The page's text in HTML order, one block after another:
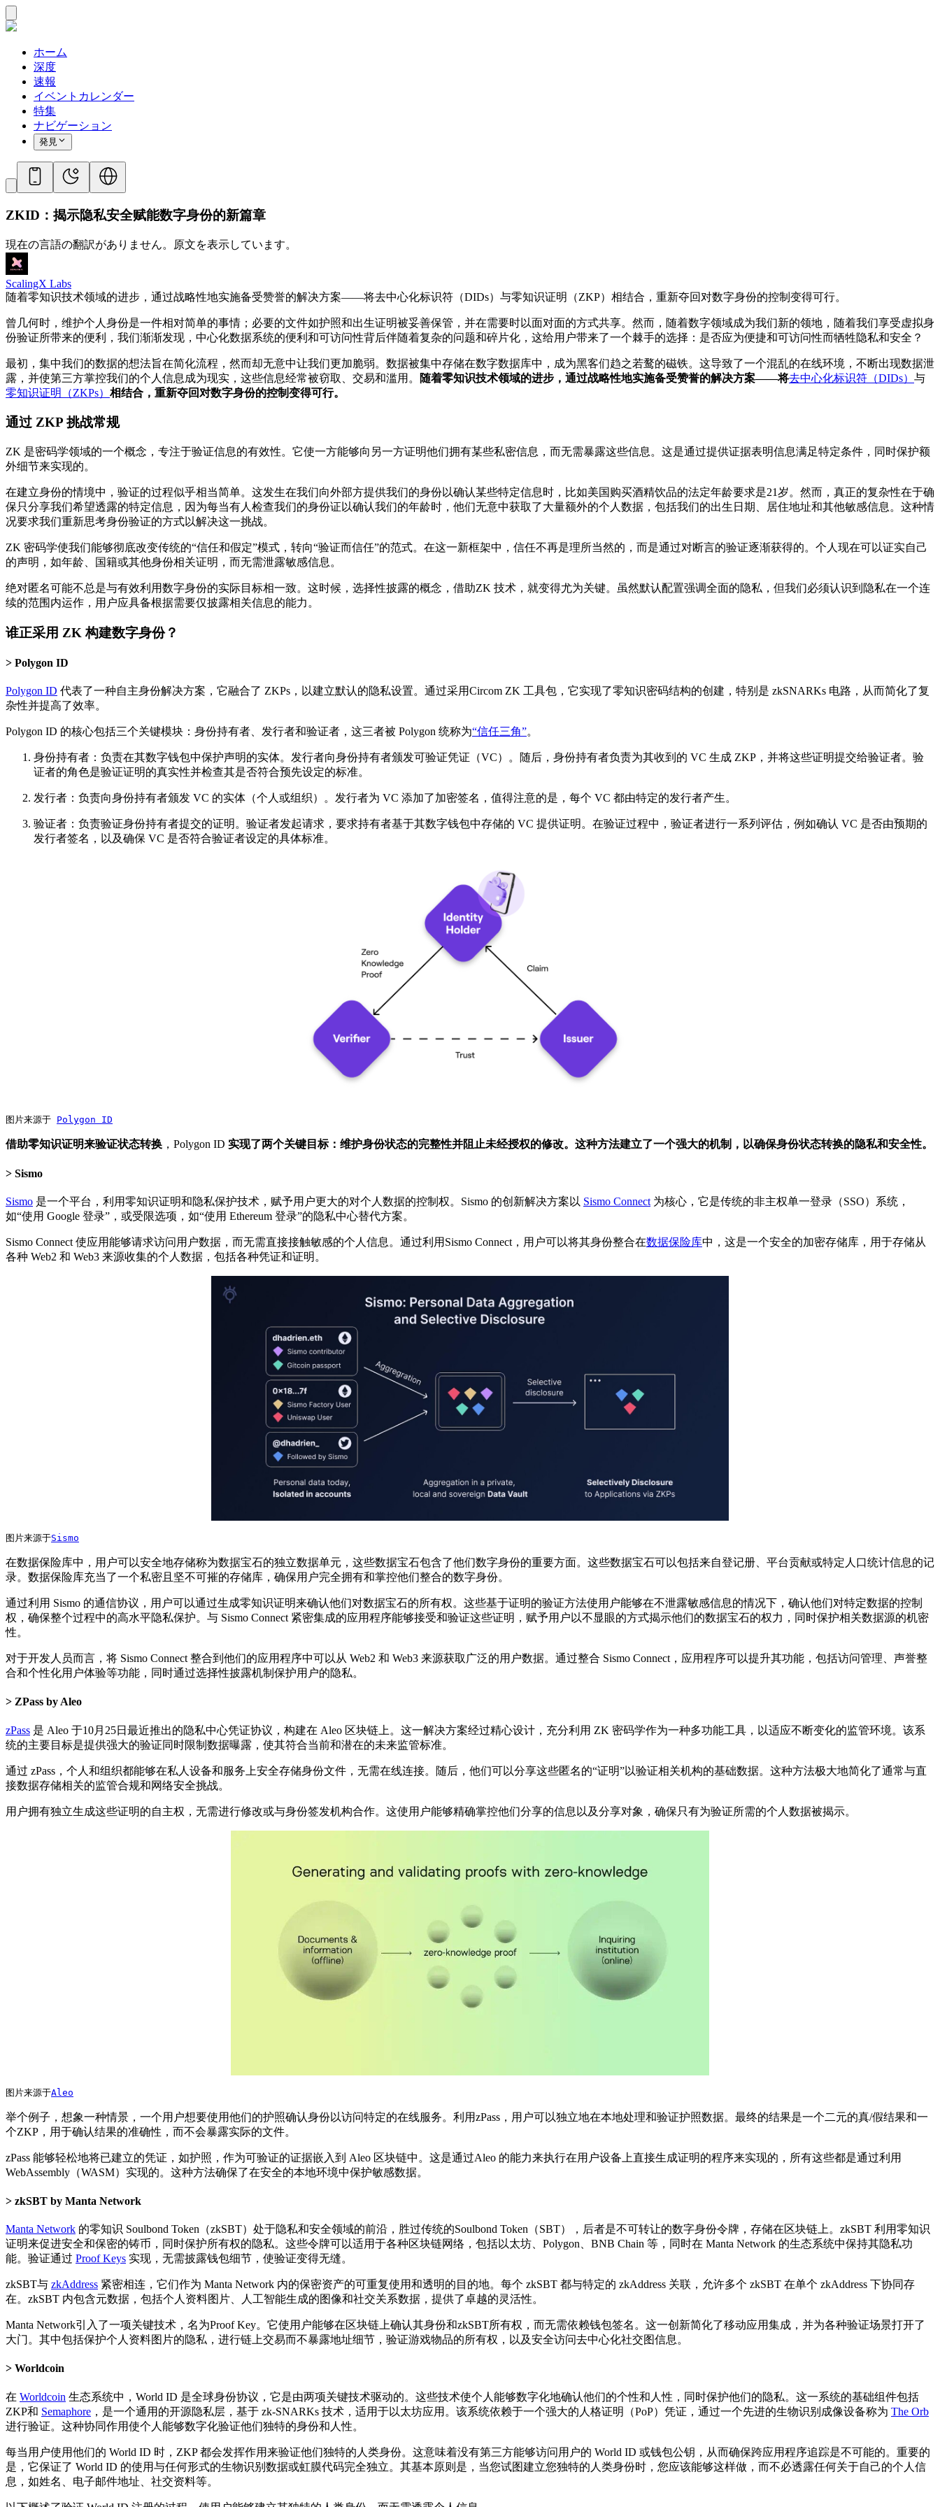
ホーム
深度
速報
イベントカレンダー
特集
ナビゲーション
発見
ZKID：揭示隐私安全赋能数字身份的新篇章
現在の言語の翻訳がありません。原文を表示しています。
ScalingX Labs
随着零知识技术领域的进步，通过战略性地实施备受赞誉的解决方案——将去中心化标识符（DIDs）与零知识证明（ZKP）相结合，重新夺回对数字身份的控制变得可行。
曾几何时，维护个人身份是一件相对简单的事情；必要的文件如护照和出生证明被妥善保管，并在需要时以面对面的方式共享。然而，随着数字领域成为我们新的领地，随着我们享受虚拟身
份验证所带来的便利，我们渐渐发现，中心化数据系统的便利和可访问性背后伴随着复杂的问题和碎片化，这给用户带来了一个棘手的选择：是否应为便捷和可访问性而牺牲隐私和安全？
最初，集中我们的数据的想法旨在简化流程，然而却无意中让我们更加脆弱。数据被集中存储在数字数据库中，成为黑客们趋之若鹜的磁铁。这导致了一个混乱的在线环境，不断出现数据泄
露，并使第三方掌控我们的个人信息成为现实，这些信息经常被窃取、交易和滥用。
随着零知识技术领域的进步，通过战略性地实施备受赞誉的解决方案——将去中心化标识符（DIDs） 与
零知识证明（ZKPs） 相结合，重新夺回对数字身份的控制变得可行。
通过 ZKP 挑战常规
ZK 是密码学领域的一个概念，专注于验证信息的有效性。它使一方能够向另一方证明他们拥有某些私密信息，而无需暴露这些信息。这是通过提供证据表明信息满足特定条件，同时保护额
外细节来实现的。
在建立身份的情境中，验证的过程似乎相当简单。这发生在我们向外部方提供我们的身份以确认某些特定信息时，比如美国购买酒精饮品的法定年龄要求是21岁。然而，真正的复杂性在于确
保只分享我们希望透露的特定信息，因为每当有人检查我们的身份证以确认我们的年龄时，他们无意中获取了大量额外的个人数据，包括我们的出生日期、居住地址和其他敏感信息。这种情
况要求我们重新思考身份验证的方式以解决这一挑战。
ZK 密码学使我们能够彻底改变传统的“信任和假定”模式，转向“验证而信任”的范式。在这一新框架中，信任不再是理所当然的，而是通过对断言的验证逐渐获得的。个人现在可以证实自己
的声明，如年龄、国籍或其他身份相关证明，而无需泄露敏感信息。
绝对匿名可能不总是与有效利用数字身份的实际目标相一致。这时候，选择性披露的概念，借助ZK 技术，就变得尤为关键。虽然默认配置强调全面的隐私，但我们必须认识到隐私在一个连
续的范围内运作，用户应具备根据需要仅披露相关信息的能力。
谁正采用 ZK 构建数字身份？
Polygon ID
Polygon ID 代表了一种自主身份解决方案，它融合了 ZKPs，以建立默认的隐私设置。通过采用Circom ZK 工具包，它实现了零知识密码结构的创建，特别是 zkSNARKs 电路，从而简化了复
杂性并提高了效率。
Polygon ID 的核心包括三个关键模块：身份持有者、发行者和验证者，这三者被 Polygon 统称为“信任三角”。
身份持有者：负责在其数字钱包中保护声明的实体。发行者向身份持有者颁发可验证凭证（VC）。随后，身份持有者负责为其收到的 VC 生成 ZKP，并将这些证明提交给验证者。验
证者的角色是验证证明的真实性并检查其是否符合预先设定的标准。
发行者：负责向身份持有者颁发 VC 的实体（个人或组织）。发行者为 VC 添加了加密签名，值得注意的是，每个 VC 都由特定的发行者产生。
验证者：负责验证身份持有者提交的证明。验证者发起请求，要求持有者基于其数字钱包中存储的 VC 提供证明。在验证过程中，验证者进行一系列评估，例如确认 VC 是否由预期的
发行者签名，以及确保 VC 是否符合验证者设定的具体标准。
图片来源于 Polygon ID
借助零知识证明来验证状态转换 ，Polygon ID 实现了两个关键目标：维护身份状态的完整性并阻止未经授权的修改。这种方法建立了一个强大的机制，以确保身份状态转换的隐私和安全性。
Sismo
Sismo 是一个平台，利用零知识证明和隐私保护技术，赋予用户更大的对个人数据的控制权。Sismo 的创新解决方案以 Sismo Connect 为核心，它是传统的非主权单一登录（SSO）系统，
如“使用 Google 登录”，或受限选项，如“使用 Ethereum 登录”的隐私中心替代方案。
Sismo Connect 使应用能够请求访问用户数据，而无需直接接触敏感的个人信息。通过利用Sismo Connect，用户可以将其身份整合在数据保险库中，这是一个安全的加密存储库，用于存储从
各种 Web2 和 Web3 来源收集的个人数据，包括各种凭证和证明。
图片来源于Sismo
在数据保险库中，用户可以安全地存储称为数据宝石的独立数据单元，这些数据宝石包含了他们数字身份的重要方面。这些数据宝石可以包括来自登记册、平台贡献或特定人口统计信息的记
录。数据保险库充当了一个私密且坚不可摧的存储库，确保用户完全拥有和掌控他们整合的数字身份。
通过利用 Sismo 的通信协议，用户可以通过生成零知识证明来确认他们对数据宝石的所有权。这些基于证明的验证方法使用户能够在不泄露敏感信息的情况下，确认他们对特定数据的控制
权，确保整个过程中的高水平隐私保护。与 Sismo Connect 紧密集成的应用程序能够接受和验证这些证明，赋予用户以不显眼的方式揭示他们的数据宝石的权力，同时保护相关数据源的机密
性。
对于开发人员而言，将 Sismo Connect 整合到他们的应用程序中可以从 Web2 和 Web3 来源获取广泛的用户数据。通过整合 Sismo Connect，应用程序可以提升其功能，包括访问管理、声誉整
合和个性化用户体验等功能，同时通过选择性披露机制保护用户的隐私。
ZPass by Aleo
zPass 是 Aleo 于10月25日最近推出的隐私中心凭证协议，构建在 Aleo 区块链上。这一解决方案经过精心设计，充分利用 ZK 密码学作为一种多功能工具，以适应不断变化的监管环境。该系
统的主要目标是提供强大的验证同时限制数据曝露，使其符合当前和潜在的未来监管标准。
通过 zPass，个人和组织都能够在私人设备和服务上安全存储身份文件，无需在线连接。随后，他们可以分享这些匿名的“证明”以验证相关机构的基础数据。这种方法极大地简化了通常与直
接数据存储相关的监管合规和网络安全挑战。
用户拥有独立生成这些证明的自主权，无需进行修改或与身份签发机构合作。这使用户能够精确掌控他们分享的信息以及分享对象，确保只有为验证所需的个人数据被揭示。
图片来源于Aleo
举个例子，想象一种情景，一个用户想要使用他们的护照确认身份以访问特定的在线服务。利用zPass，用户可以独立地在本地处理和验证护照数据。最终的结果是一个二元的真/假结果和一
个ZKP，用于确认结果的准确性，而不会暴露实际的文件。
zPass 能够轻松地将已建立的凭证，如护照，作为可验证的证据嵌入到 Aleo 区块链中。这是通过Aleo 的能力来执行在用户设备上直接生成证明的程序来实现的，所有这些都是通过利用
WebAssembly（WASM）实现的。这种方法确保了在安全的本地环境中保护敏感数据。
zkSBT by Manta Network
Manta Network 的零知识 Soulbond Token（zkSBT）处于隐私和安全领域的前沿，胜过传统的Soulbond Token（SBT），后者是不可转让的数字身份令牌，存储在区块链上。zkSBT 利用零知识
证明来促进安全和保密的铸币，同时保护所有权的隐私。这些令牌可以适用于各种区块链网络，包括以太坊、Polygon、BNB Chain 等，同时在 Manta Network 的生态系统中保持其隐私功
能。验证通过 Proof Keys 实现，无需披露钱包细节，使验证变得无缝。
zkSBT与 zkAddress 紧密相连，它们作为 Manta Network 内的保密资产的可重复使用和透明的目的地。每个 zkSBT 都与特定的 zkAddress 关联，允许多个 zkSBT 在单个 zkAddress 下协同存
在。zkSBT 内包含元数据，包括个人资料图片、人工智能生成的图像和社交关系数据，提供了卓越的灵活性。
Manta Network引入了一项关键技术，名为Proof Key。它使用户能够在区块链上确认其身份和zkSBT所有权，而无需依赖钱包签名。这一创新简化了移动应用集成，并为各种验证场景打开了
大门。其中包括保护个人资料图片的隐私，进行链上交易而不暴露地址细节，验证游戏物品的所有权，以及安全访问去中心化社交图信息。
Worldcoin
在 Worldcoin 生态系统中，World ID 是全球身份协议，它是由两项关键技术驱动的。这些技术使个人能够数字化地确认他们的个性和人性，同时保护他们的隐私。这一系统的基础组件包括
ZKP和 Semaphore ，是一个通用的开源隐私层，基于 zk-SNARKs 技术，适用于以太坊应用。该系统依赖于一个强大的人格证明（PoP）凭证，通过一个先进的生物识别成像设备称为 The Orb
进行验证。这种协同作用使个人能够数字化验证他们独特的身份和人性。
每当用户使用他们的 World ID 时，ZKP 都会发挥作用来验证他们独特的人类身份。这意味着没有第三方能够访问用户的 World ID 或钱包公钥，从而确保跨应用程序追踪是不可能的。重要的
是，它保证了 World ID 的使用与任何形式的生物识别数据或虹膜代码完全独立。其基本原则是，当您试图建立您独特的人类身份时，您应该能够这样做，而不必透露任何关于自己的个人信
息，如姓名、电子邮件地址、社交资料等。